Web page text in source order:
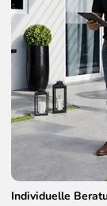
Individuelle